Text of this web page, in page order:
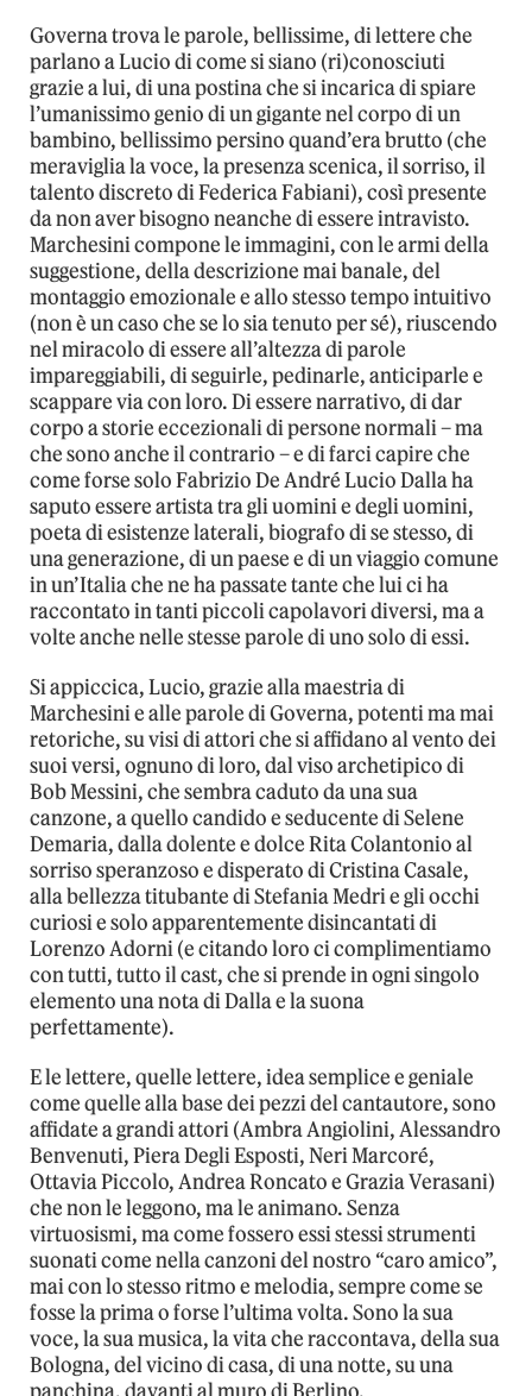
Governa trova le parole, bellissime, di lettere che
parlano a Lucio di come si siano (ri)conosciuti
grazie a lui, di una postina che si incarica di spiare
l’umanissimo genio di un gigante nel corpo di un
bambino, bellissimo persino quand’era brutto (che
meraviglia la voce, la presenza scenica, il sorriso, il
talento discreto di Federica Fabiani), così presente
da non aver bisogno neanche di essere intravisto.
Marchesini compone le immagini, con le armi della
suggestione, della descrizione mai banale, del
montaggio emozionale e allo stesso tempo intuitivo
(non è un caso che se lo sia tenuto per sé), riuscendo
nel miracolo di essere all’altezza di parole
impareggiabili, di seguirle, pedinarle, anticiparle e
scappare via con loro. Di essere narrativo, di dar
corpo a storie eccezionali di persone normali – ma
che sono anche il contrario – e di farci capire che
come forse solo Fabrizio De André Lucio Dalla ha
saputo essere artista tra gli uomini e degli uomini,
poeta di esistenze laterali, biografo di se stesso, di
una generazione, di un paese e di un viaggio comune
in un’Italia che ne ha passate tante che lui ci ha
raccontato in tanti piccoli capolavori diversi, ma a
volte anche nelle stesse parole di uno solo di essi.
Si appiccica, Lucio, grazie alla maestria di
Marchesini e alle parole di Governa, potenti ma mai
retoriche, su visi di attori che si affidano al vento dei
suoi versi, ognuno di loro, dal viso archetipico di
Bob Messini, che sembra caduto da una sua
canzone, a quello candido e seducente di Selene
Demaria, dalla dolente e dolce Rita Colantonio al
sorriso speranzoso e disperato di Cristina Casale,
alla bellezza titubante di Stefania Medri e gli occhi
curiosi e solo apparentemente disincantati di
Lorenzo Adorni (e citando loro ci complimentiamo
con tutti, tutto il cast, che si prende in ogni singolo
elemento una nota di Dalla e la suona
perfettamente).
E le lettere, quelle lettere, idea semplice e geniale
come quelle alla base dei pezzi del cantautore, sono
affidate a grandi attori (Ambra Angiolini, Alessandro
Benvenuti, Piera Degli Esposti, Neri Marcoré,
Ottavia Piccolo, Andrea Roncato e Grazia Verasani)
che non le leggono, ma le animano. Senza
virtuosismi, ma come fossero essi stessi strumenti
suonati come nella canzoni del nostro “caro amico”,
mai con lo stesso ritmo e melodia, sempre come se
fosse la prima o forse l’ultima volta. Sono la sua
voce, la sua musica, la vita che raccontava, della sua
Bologna, del vicino di casa, di una notte, su una
panchina, davanti al muro di Berlino.